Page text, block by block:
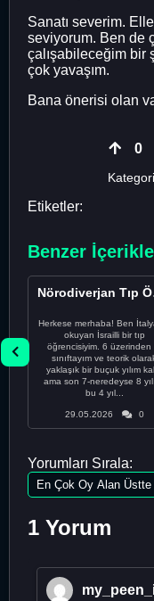
Sanatı severim.
seviyorum. Ben de
çalışabileceğim bir
çok yavaşım.
Bana önerisi olan
0
Etiketler:
Benzer
Herkese merhaba! Ben İtalya'da
okuyan İsrailli bir tıp
öğrencisiyim. 6 üzerinden
sınıftayım ve teorik
yaklaşık bir buçuk yılım
ama son 7-neredeyse 8
bu 4 yıl...
29.05.2026 0
Yorumları Sırala:
1 Yorum